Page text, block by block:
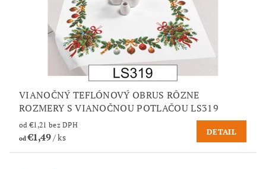
VIANOČNÝ TEFLÓNOVÝ OBRUS RÔZNE
ROZMERY S VIANOČNOU POTLAČOU LS319
od €1,21 bez DPH
od€1,49/ ks
DETAIL